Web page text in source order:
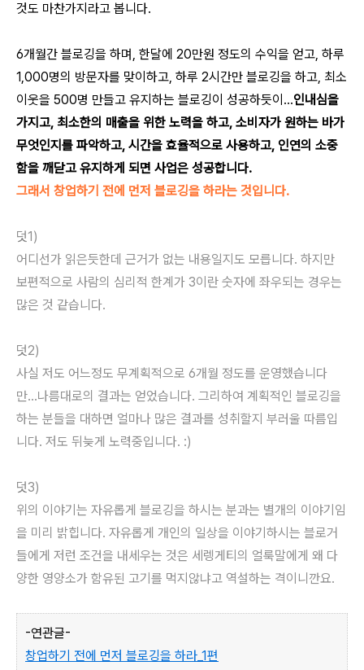
것도 마찬가지라고 봅니다.
6개월간 블로깅을 하며, 한달에 20만원 정도의 수익을 얻고, 하루
1,000명의 방문자를 맞이하고, 하루 2시간만 블로깅을 하고, 최소
이웃을 500명 만들고 유지하는 블로깅이 성공하듯이...인내심을
가지고, 최소한의 매출을 위한 노력을 하고, 소비자가 원하는 바가
무엇인지를 파악하고, 시간을 효율적으로 사용하고, 인연의 소중
함을 깨닫고 유지하게 되면 사업은 성공합니다.
그래서 창업하기 전에 먼저 블로깅을 하라는 것입니다.
덧1)
어디선가 읽은듯한데 근거가 없는 내용일지도 모릅니다. 하지만
보편적으로 사람의 심리적 한계가 3이란 숫자에 좌우되는 경우는
많은 것 같습니다.
덧2)
사실 저도 어느정도 무계획적으로 6개월 정도를 운영했습니다
만...나름대로의 결과는 얻었습니다. 그리하여 계획적인 블로깅을
하는 분들을 대하면 얼마나 많은 결과를 성취할지 부러울 따름입
니다. 저도 뒤늦게 노력중입니다. :)
덧3)
위의 이야기는 자유롭게 블로깅을 하시는 분과는 별개의 이야기임
을 미리 밝힙니다. 자유롭게 개인의 일상을 이야기하시는 블로거
들에게 저런 조건을 내세우는 것은 세렝게티의 얼룩말에게 왜 다
양한 영양소가 함유된 고기를 먹지않냐고 역설하는 격이니깐요.
-연관글-
창업하기 전에 먼저 블로깅을 하라_1편